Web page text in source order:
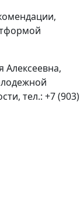
Алексеевна,
тел.: +7 (903)